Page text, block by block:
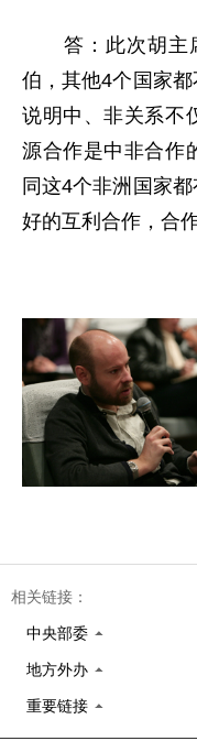
答：此次胡主席
伯，其他4个国家
说明中、非关系不
源合作是中非合作
同这4个非洲国家
好的互利合作，合
相关链接：
中央部委
地方外办
重要链接